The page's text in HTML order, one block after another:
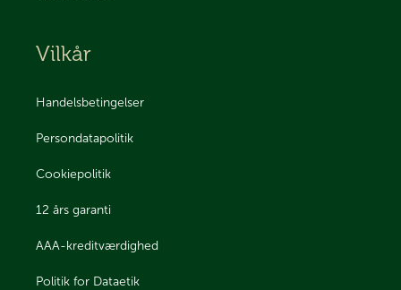
Vilkår
Handelsbetingelser
Persondatapolitik
Cookiepolitik
12 års garanti
AAA-kreditværdighed
Politik for Dataetik